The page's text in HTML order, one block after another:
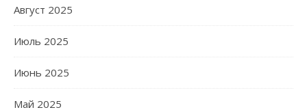
Август 2025
Июль 2025
Июнь 2025
Май 2025